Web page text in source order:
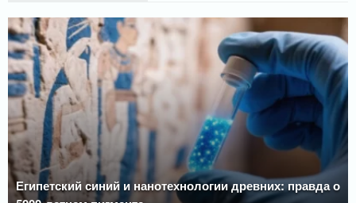
Египетский синий и нанотехнологии древних: правда о